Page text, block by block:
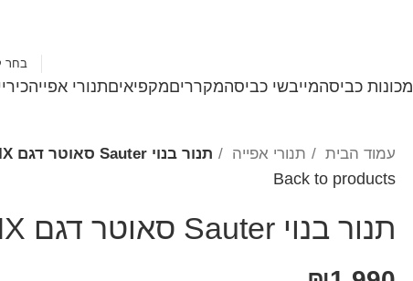
בחר
מכונות כביסהמייבשי כביסהמקרריםמקפיאיםתנורי אפייה
עמוד הבית תנורי אפייה תנור בנוי Sauter סאוטר דגם CUISINE 3800IX נירוסטה
Back to products
תנור בנוי Sauter סאוטר דגם CUISINE 3800IX נירוסטה